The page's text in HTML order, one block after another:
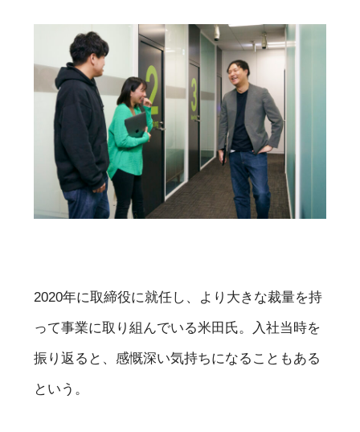
2020年に取締役に就任し、より大きな裁量を持
って事業に取り組んでいる米田氏。入社当時を
振り返ると、感慨深い気持ちになることもある
という。